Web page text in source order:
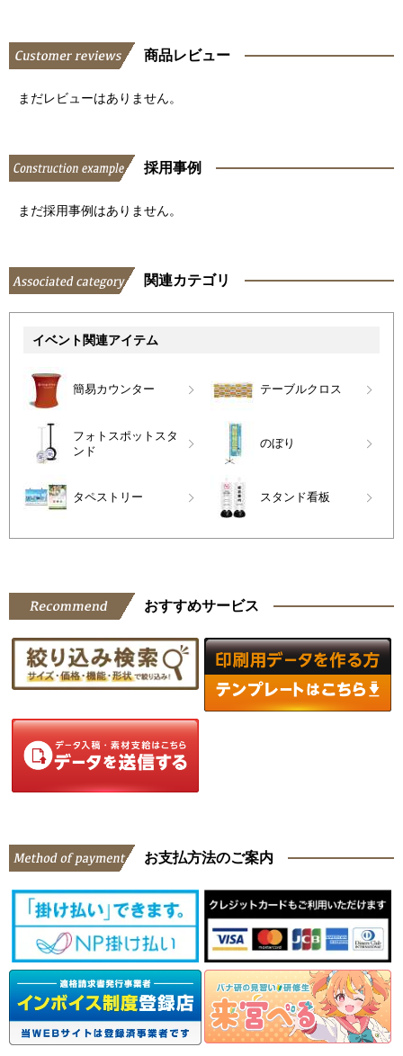
商品レビュー
まだレビューはありません。
採用事例
まだ採用事例はありません。
関連カテゴリ
イベント関連アイテム
簡易カウンター テーブルクロス
フォトスポットスタ
ンド
のぼり
タペストリー スタンド看板
おすすめサービス
お支払方法のご案内